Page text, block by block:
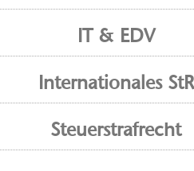
IT & EDV
Internationales StR
Steuerstrafrecht